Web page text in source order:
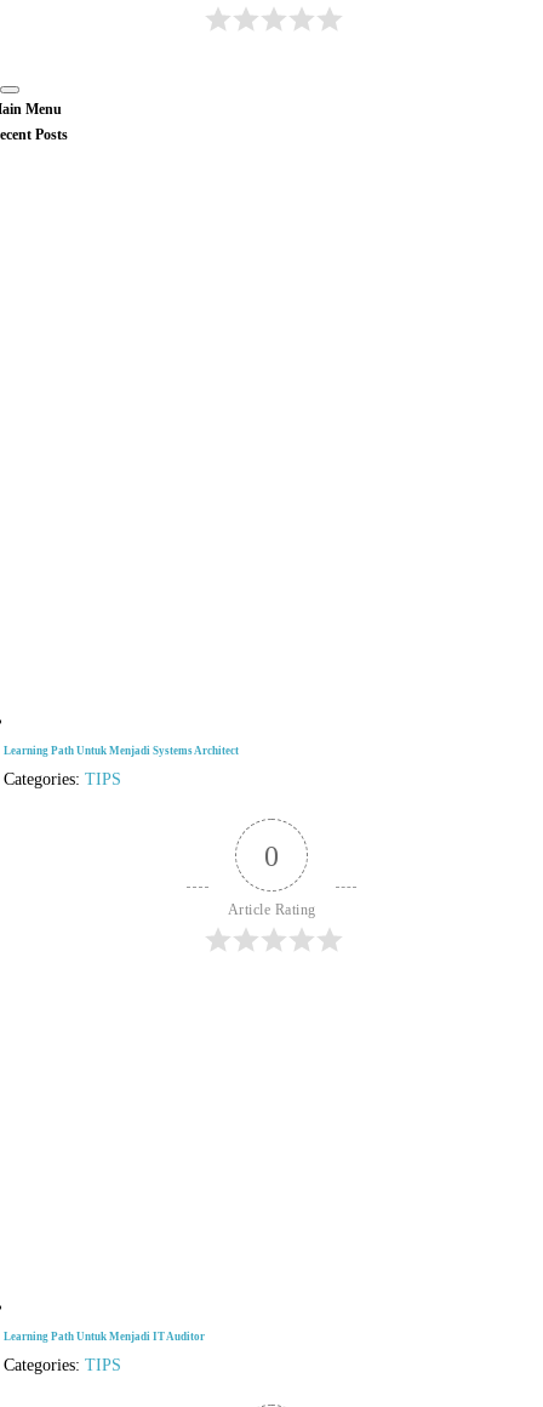
Menu
Posts
Learning Path Untuk Menjadi Systems Architect
Categories:TIPS
0
Article Rating
Learning Path Untuk Menjadi IT Auditor
Categories:TIPS